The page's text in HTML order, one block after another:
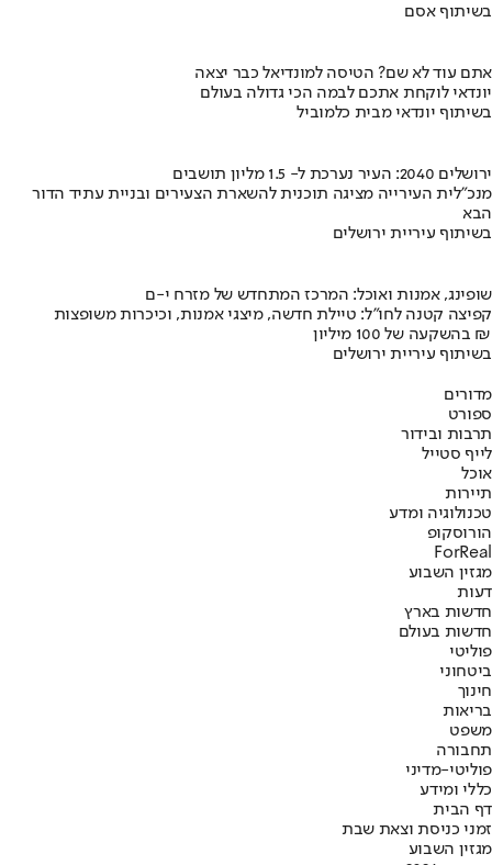
בשיתוף אסם
אתם עוד לא שם? הטיסה למונדיאל כבר יצאה
יונדאי לוקחת אתכם לבמה הכי גדולה בעולם
בשיתוף יונדאי מבית כלמוביל
ירושלים 2040: העיר נערכת ל- 1.5 מליון תושבים
מנכ"לית העירייה מציגה תוכנית להשארת הצעירים ובניית עתיד הדור
הבא
בשיתוף עיריית ירושלים
שופינג, אמנות ואוכל: המרכז המתחדש של מזרח י-ם
קפיצה קטנה לחו"ל: טיילת חדשה, מיצגי אמנות, וכיכרות משופצות
בהשקעה של 100 מיליון ₪
בשיתוף עיריית ירושלים
מדורים
ספורט
תרבות ובידור
לייף סטייל
אוכל
תיירות
טכנולוגיה ומדע
הורוסקופ
ForReal
מגזין השבוע
דעות
חדשות בארץ
חדשות בעולם
פוליטי
ביטחוני
חינוך
בריאות
משפט
תחבורה
פוליטי-מדיני
כללי ומידע
דף הבית
זמני כניסת וצאת שבת
מגזין השבוע